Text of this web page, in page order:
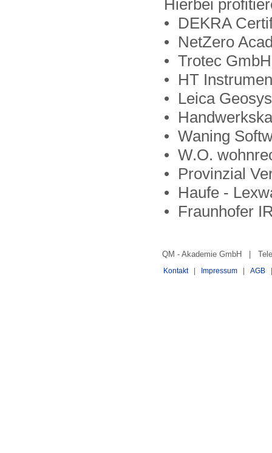
Hierbei
• DEKRA
• NetZero
• Trotec GmbH
• HT
• Leica
•
• Waning
• W.O.
• Provinzial
• Haufe -
• Fraunhofer
QM - Akademie GmbH |
Kontakt| Impressum AGB